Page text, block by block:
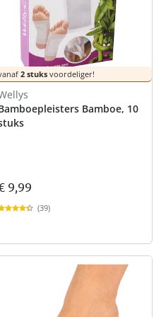
&
2 stuks voordeliger!
Bamboe, 10
9,99
(39)